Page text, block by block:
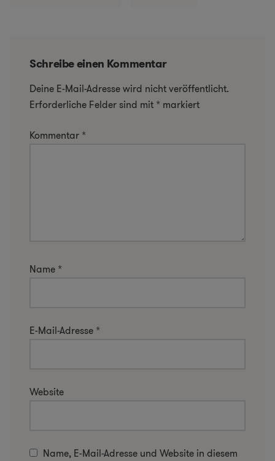
Schreibe einen Kommentar
Deine E-Mail-Adresse wird nicht veröffentlicht.
Erforderliche Felder sind mit * markiert
Kommentar *
Name *
E-Mail-Adresse *
Website
Name, E-Mail-Adresse und Website in diesem